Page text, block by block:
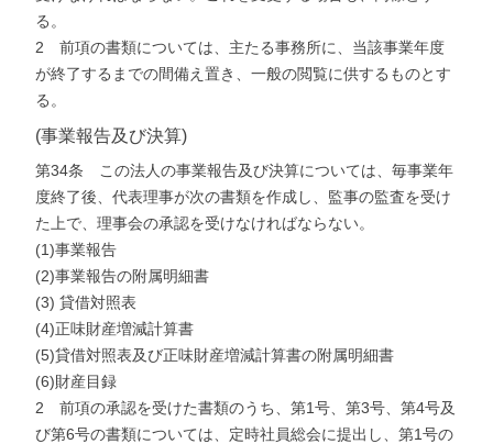
る。
2 前項の書類については、主たる事務所に、当該事業年度
が終了するまでの間備え置き、一般の閲覧に供するものとす
る。
(事業報告及び決算)
第34条 この法人の事業報告及び決算については、毎事業年
度終了後、代表理事が次の書類を作成し、監事の監査を受け
た上で、理事会の承認を受けなければならない。
(1)事業報告
(2)事業報告の附属明細書
(3) 貸借対照表
(4)正味財産増減計算書
(5)貸借対照表及び正味財産増減計算書の附属明細書
(6)財産目録
2 前項の承認を受けた書類のうち、第1号、第3号、第4号及
び第6号の書類については、定時社員総会に提出し、第1号の